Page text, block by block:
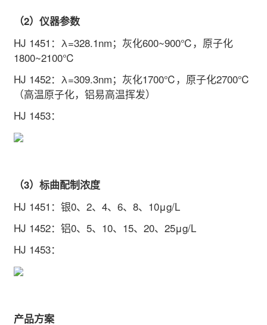
（2）仪器参数
HJ 1451 ：λ=328.1nm；灰化600~900℃，原子化
1800~2100℃
HJ 1452：λ=309.3nm；灰化1700℃，原子化2700℃
（高温原子化，铝易高温挥发）
HJ 1453：
（3）标曲配制浓度
HJ 1451 ：银0、2、4、6、8、10μg/L
HJ 1452：铝0、5、10、15、20、25μg/L
HJ 1453：
产品方案